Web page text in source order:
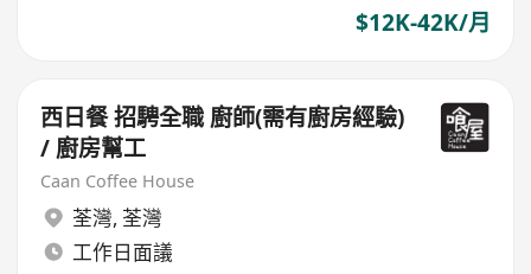
$12K-42K/月
西日餐 招騁全職 廚師(需有廚房經驗)
/ 廚房幫工
Caan Coffee House
荃灣, 荃灣
工作日面議